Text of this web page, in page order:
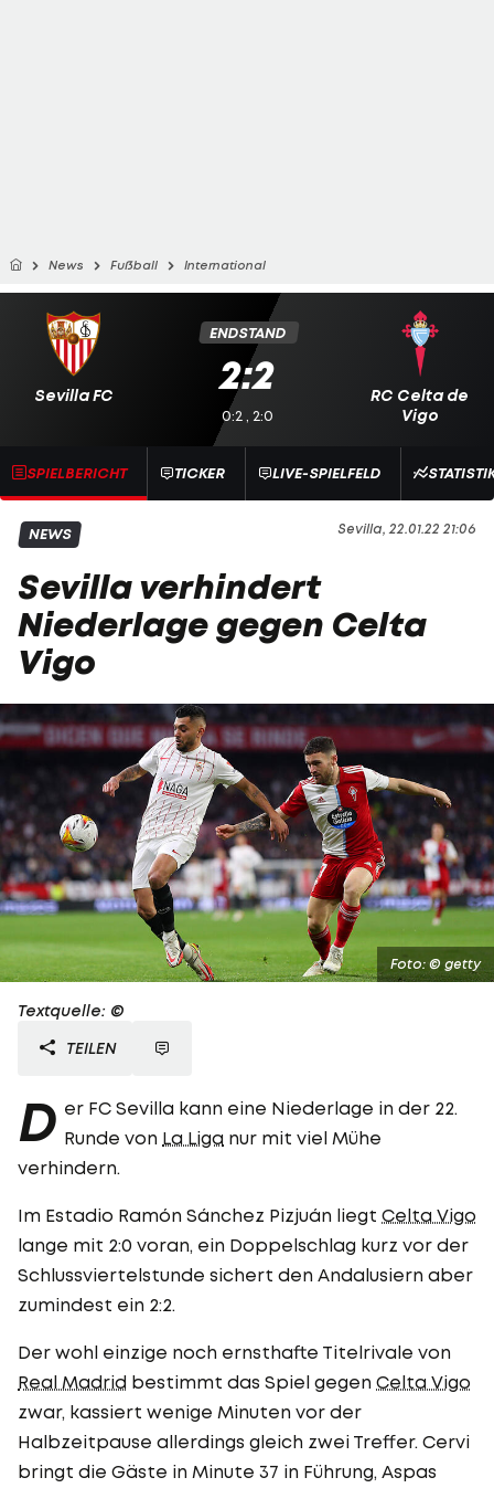
News Fußball International
Sevilla FC
RC Celta de
Vigo
ENDSTAND
2:2
0:2 , 2:0
SPIELBERICHT TICKER LIVE-SPIELFELD
Sevilla, 22.01.22 21:06
NEWS
Sevilla verhindert
Niederlage gegen Celta
Vigo
Foto: © getty
Textquelle: ©
TEILEN
D er FC Sevilla kann eine Niederlage in der 22.
Runde von La Liga nur mit viel Mühe
verhindern.
Im Estadio Ramón Sánchez Pizjuán liegt Celta Vigo
lange mit 2:0 voran, ein Doppelschlag kurz vor der
Schlussviertelstunde sichert den Andalusiern aber
zumindest ein 2:2.
Der wohl einzige noch ernsthafte Titelrivale von
Real Madrid bestimmt das Spiel gegen Celta Vigo
zwar, kassiert wenige Minuten vor der
Halbzeitpause allerdings gleich zwei Treffer. Cervi
bringt die Gäste in Minute 37 in Führung, Aspas